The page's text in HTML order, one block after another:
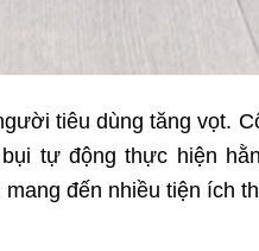
tiêu dùng tăng vọt.
tự động thực hiện
đến nhiều tiện ích